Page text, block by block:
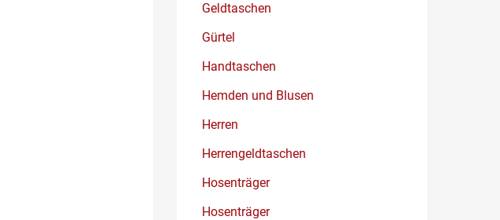
Geldtaschen
Gürtel
Handtaschen
Hemden und Blusen
Herren
Herrengeldtaschen
Hosenträger
Hosenträger